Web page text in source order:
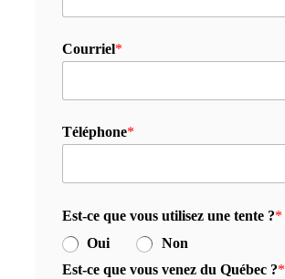
Courriel*
Téléphone*
Est-ce que vous utilisez une tente ?*
Oui
Non
Est-ce que vous venez du Québec ?*